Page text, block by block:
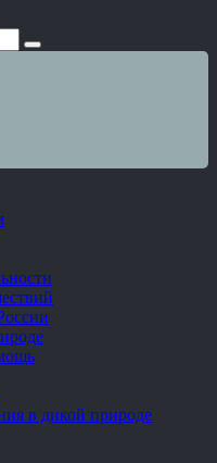
в дикой природе